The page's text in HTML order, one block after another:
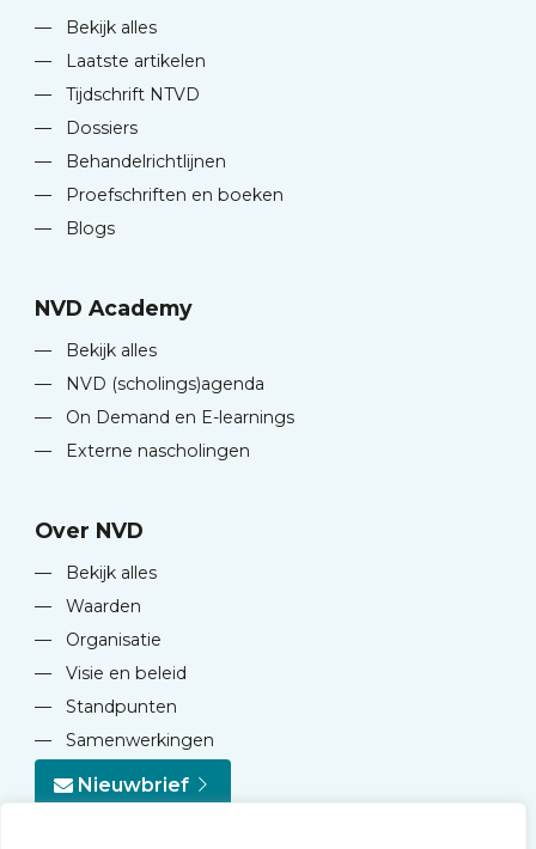
—
Bekijk alles
—
Laatste artikelen
—
Tijdschrift NTVD
—
Dossiers
—
Behandelrichtlijnen
—
Proefschriften en boeken
—
Blogs
NVD Academy
—
Bekijk alles
—
NVD (scholings)agenda
—
On Demand en E-learnings
—
Externe nascholingen
Over NVD
—
Bekijk alles
—
Waarden
—
Organisatie
—
Visie en beleid
—
Standpunten
—
Samenwerkingen
Nieuwbrief